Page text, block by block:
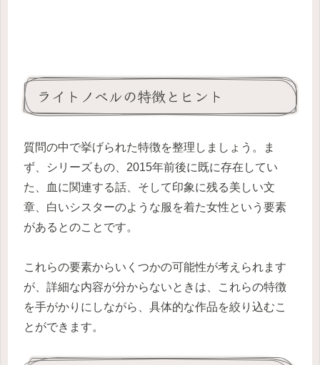
ライトノベルの特徴とヒント
質問の中で挙げられた特徴を整理しましょう。ま
ず、シリーズもの、2015年前後に既に存在してい
た、血に関連する話、そして印象に残る美しい文
章、白いシスターのような服を着た女性という要素
があるとのことです。
これらの要素からいくつかの可能性が考えられます
が、詳細な内容が分からないときは、これらの特徴
を手がかりにしながら、具体的な作品を絞り込むこ
とができます。